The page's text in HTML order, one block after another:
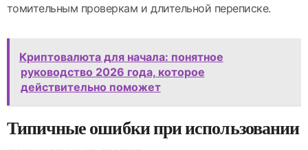
томительным проверкам и длительной переписке.
Криптовалюта для начала: понятное
руководство 2026 года, которое
действительно поможет
Типичные ошибки при использовании